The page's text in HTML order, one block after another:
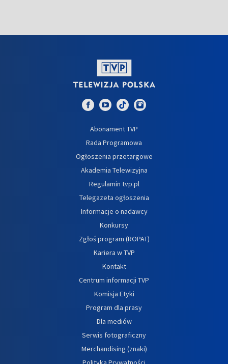
Abonament TVP
Rada Programowa
Ogłoszenia przetargowe
Akademia Telewizyjna
Regulamin tvp.pl
Telegazeta ogłoszenia
Informacje o nadawcy
Konkursy
Zgłoś program (ROPAT)
Kariera w TVP
Kontakt
Centrum informacji TVP
Komisja Etyki
Program dla prasy
Dla mediów
Serwis fotograficzny
Merchandising (znaki)